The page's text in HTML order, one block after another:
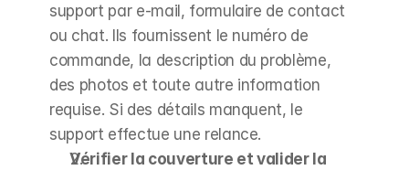
support par e-mail, formulaire de contact
ou chat. Ils fournissent le numéro de
commande, la description du problème,
des photos et toute autre information
requise. Si des détails manquent, le
support effectue une relance.
Vérifier la couverture et valider la